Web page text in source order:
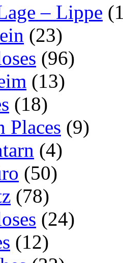
– Lippe
(23)
(96)
(13)
(18)
Places (9)
(4)
(50)
(78)
(24)
(12)